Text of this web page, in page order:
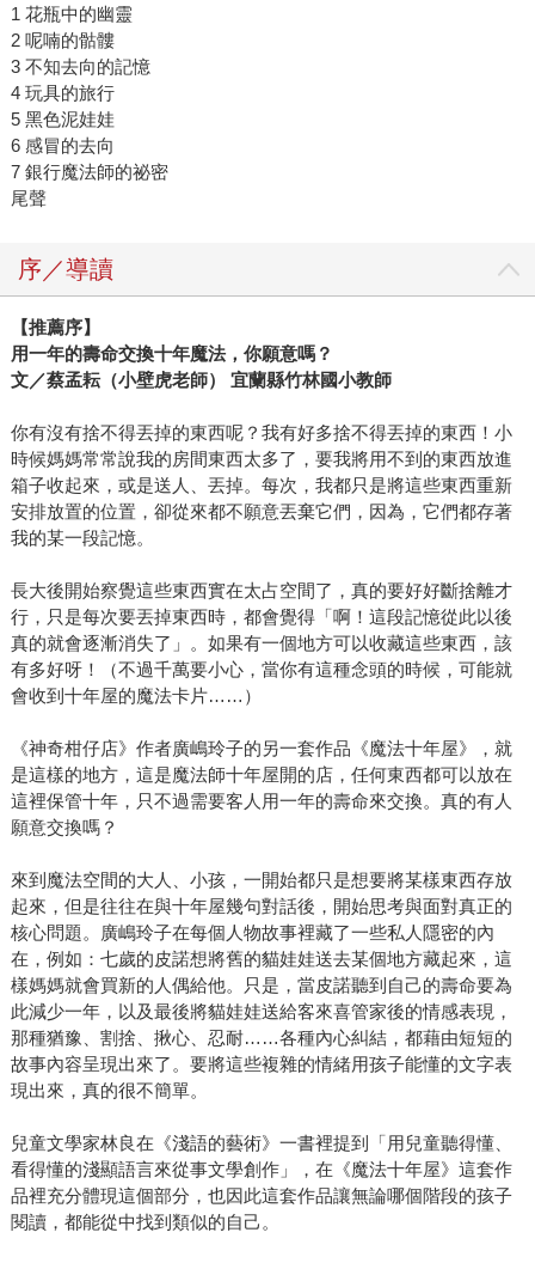
1 花瓶中的幽靈
2 呢喃的骷髏
3 不知去向的記憶
4 玩具的旅行
5 黑色泥娃娃
6 感冒的去向
7 銀行魔法師的祕密
尾聲
序／導讀
【推薦序】
用一年的壽命交換十年魔法，你願意嗎？
文／蔡孟耘（小壁虎老師） 宜蘭縣竹林國小教師
你有沒有捨不得丟掉的東西呢？我有好多捨不得丟掉的東西！小
時候媽媽常常說我的房間東西太多了，要我將用不到的東西放進
箱子收起來，或是送人、丟掉。每次，我都只是將這些東西重新
安排放置的位置，卻從來都不願意丟棄它們，因為，它們都存著
我的某一段記憶。
長大後開始察覺這些東西實在太占空間了，真的要好好斷捨離才
行，只是每次要丟掉東西時，都會覺得「啊！這段記憶從此以後
真的就會逐漸消失了」。如果有一個地方可以收藏這些東西，該
有多好呀！（不過千萬要小心，當你有這種念頭的時候，可能就
會收到十年屋的魔法卡片……）
《神奇柑仔店》作者廣嶋玲子的另一套作品《魔法十年屋》，就
是這樣的地方，這是魔法師十年屋開的店，任何東西都可以放在
這裡保管十年，只不過需要客人用一年的壽命來交換。真的有人
願意交換嗎？
來到魔法空間的大人、小孩，一開始都只是想要將某樣東西存放
起來，但是往往在與十年屋幾句對話後，開始思考與面對真正的
核心問題。廣嶋玲子在每個人物故事裡藏了一些私人隱密的內
在，例如：七歲的皮諾想將舊的貓娃娃送去某個地方藏起來，這
樣媽媽就會買新的人偶給他。只是，當皮諾聽到自己的壽命要為
此減少一年，以及最後將貓娃娃送給客來喜管家後的情感表現，
那種猶豫、割捨、揪心、忍耐……各種內心糾結，都藉由短短的
故事內容呈現出來了。要將這些複雜的情緒用孩子能懂的文字表
現出來，真的很不簡單。
兒童文學家林良在《淺語的藝術》一書裡提到「用兒童聽得懂、
看得懂的淺顯語言來從事文學創作」，在《魔法十年屋》這套作
品裡充分體現這個部分，也因此這套作品讓無論哪個階段的孩子
閱讀，都能從中找到類似的自己。